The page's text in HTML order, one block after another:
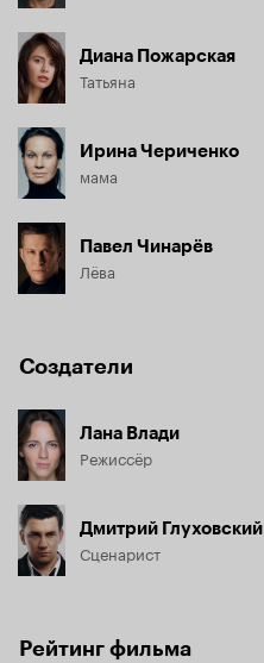
Диана Пожарская
Татьяна
Ирина Чериченко
мама
Павел Чинарёв
Лёва
Создатели
Лана Влади
Режиссёр
Дмитрий Глуховский
Сценарист
Рейтинг фильма